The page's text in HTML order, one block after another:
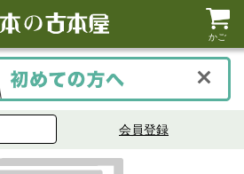
かご
会員登録